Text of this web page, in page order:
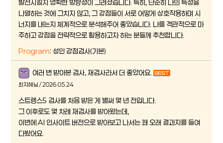
발전시킬지 명확한 방향성이 그려졌습니다. 특히, 단순히 나의 특성을
나열하는 것에 그치지 않고, 그 강점들이 서로 어떻게 상호작용하며 시
너지를 내는지 체계적으로 분석해주어 좋았습니다. 나를 객관적으로 마
주하고 강점을 전략적으로 활용하고자 하는 분들께 추천합니다.
Program: 성인 강점검사(기본)
여러 번 받아본 검사, 재검사라서 더 좋았어요.
최지혜님 / 2026.05.24
스트렝스5 검사를 처음 받은 게 벌써 몇 년 전입니다.
그 이후로도 몇 차례 재검사를 받아왔는데,
이번에 AI 인사이트 버전으로 받아보고 나서는 꽤 오래 결과지를 들여
다봤어요.